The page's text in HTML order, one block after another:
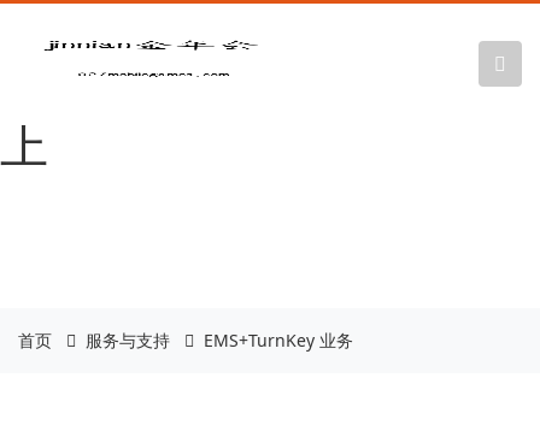
金年会|金年会
·jinnian(金字招牌)诚信至
上
首页 服务与支持 EMS+TurnKey 业务